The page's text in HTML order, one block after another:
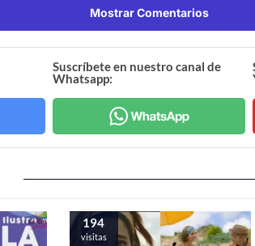
Mostrar Comentarios
Suscríbete en nuestro canal de
Whatsapp:
194
visitas